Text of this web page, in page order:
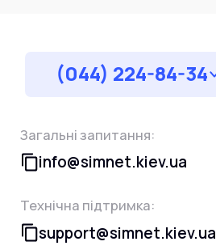
(044) 224-84-34
Загальні запитання:
info@simnet.kiev.ua
Технічна підтримка:
support@simnet.kiev.ua